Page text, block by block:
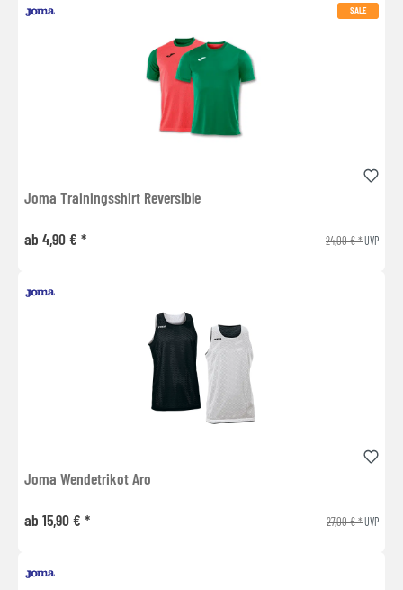
SALE
Joma Trainingsshirt Reversible
ab 4,90 € * 24,00 € *UVP
Joma Wendetrikot Aro
ab 15,90 € * 27,00 € *UVP